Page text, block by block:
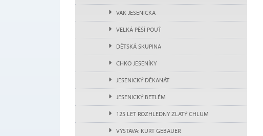
VAK JESENICKA
VELKÁ PĚŠÍ POUŤ
DĚTSKÁ SKUPINA
CHKO JESENÍKY
JESENICKÝ DĚKANÁT
JESENICKÝ BETLÉM
125 LET ROZHLEDNY ZLATÝ CHLUM
VÝSTAVA: KURT GEBAUER